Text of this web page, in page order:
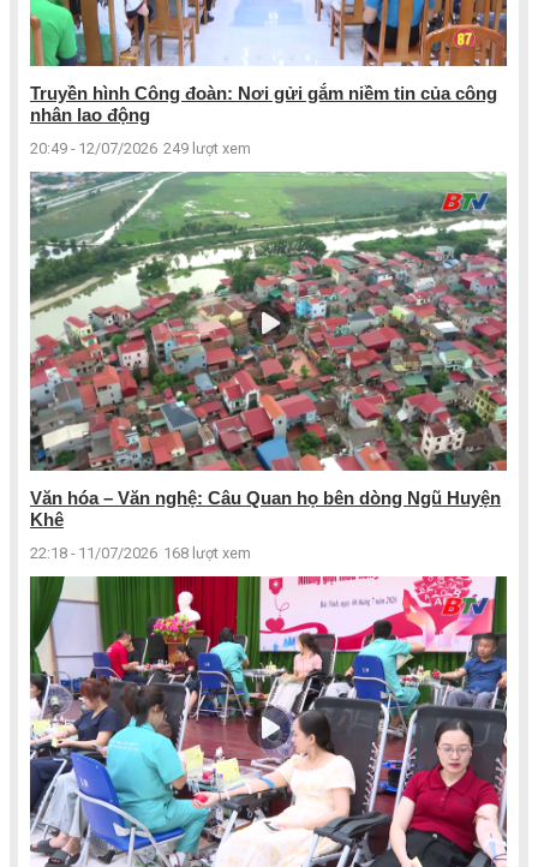
Truyền hình Công đoàn: Nơi gửi gắm niềm tin của công
nhân lao động
20:49 - 12/07/2026 249 lượt xem
Văn hóa – Văn nghệ: Câu Quan họ bên dòng Ngũ Huyện
Khê
22:18 - 11/07/2026 168 lượt xem